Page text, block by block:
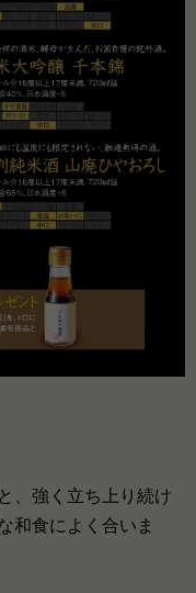
、強く立ち上り続け
和食によく合いま